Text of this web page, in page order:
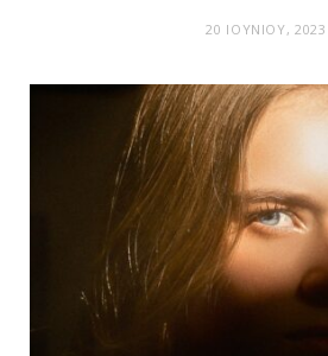
20 ΙΟΥΝΊΟΥ, 2023